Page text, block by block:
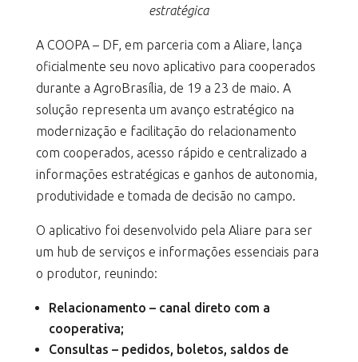
estratégica
A COOPA – DF, em parceria com a Aliare, lança
oficialmente seu novo aplicativo para cooperados
durante a AgroBrasília, de 19 a 23 de maio. A
solução representa um avanço estratégico na
modernização e facilitação do relacionamento
com cooperados, acesso rápido e centralizado a
informações estratégicas e ganhos de autonomia,
produtividade e tomada de decisão no campo.
O aplicativo foi desenvolvido pela Aliare para ser
um hub de serviços e informações essenciais para
o produtor, reunindo:
Relacionamento – canal direto com a
cooperativa;
Consultas – pedidos, boletos, saldos de